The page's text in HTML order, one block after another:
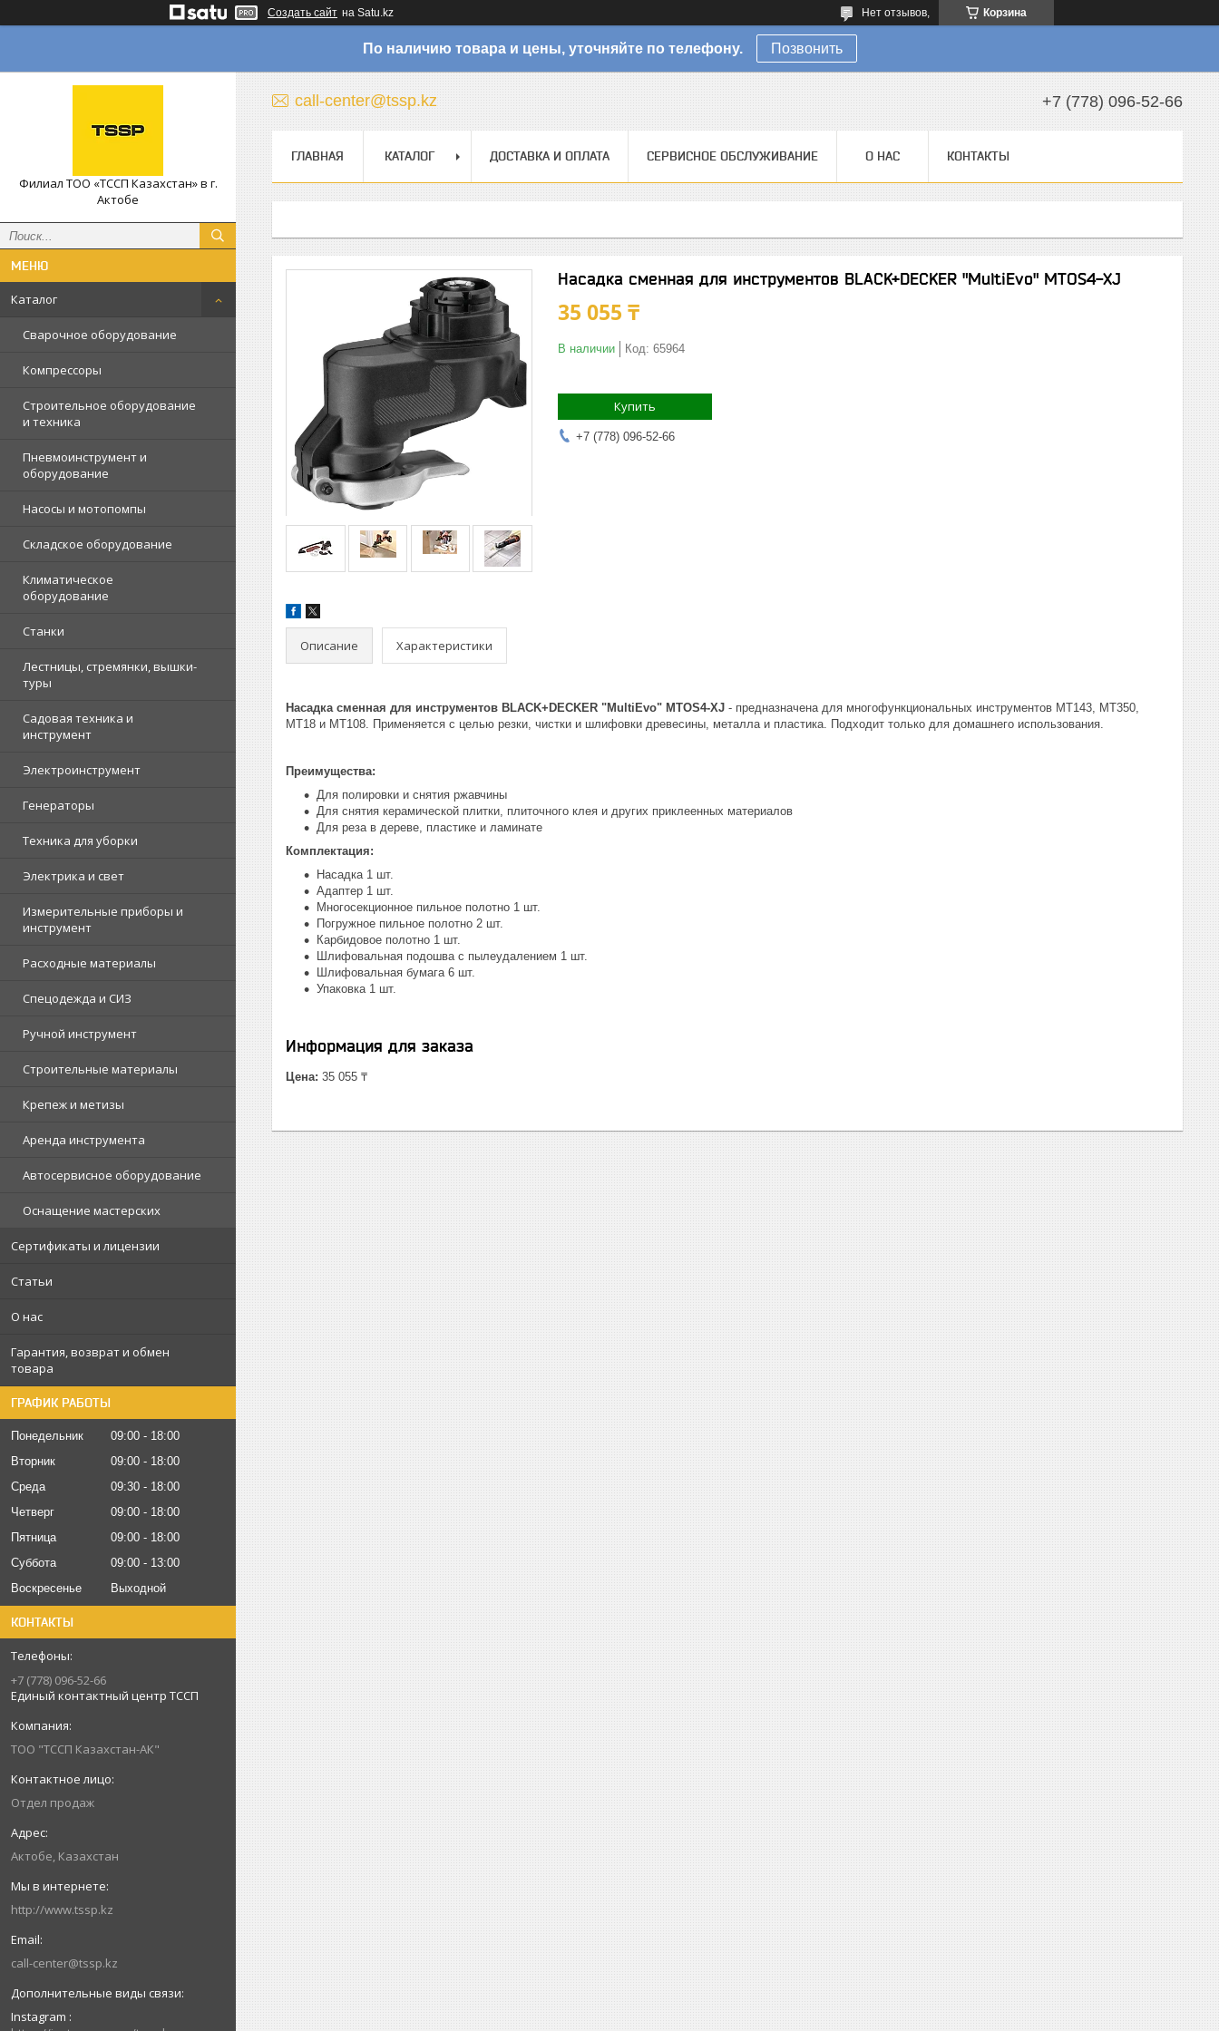
Создать сайт на Satu.kz Корзина
Нет отзывов,
По наличию товара и цены, уточняйте по телефону. Позвонить
Филиал ТОО «ТССП Казахстан» в г.
Актобе
Каталог
Сварочное оборудование
Компрессоры
Строительное оборудование
и техника
Пневмоинструмент и
оборудование
Насосы и мотопомпы
Складское оборудование
Климатическое
оборудование
Станки
Лестницы, стремянки, вышки-
туры
Садовая техника и
инструмент
Электроинструмент
Генераторы
Техника для уборки
Электрика и свет
Измерительные приборы и
инструмент
Расходные материалы
Спецодежда и СИЗ
Ручной инструмент
Строительные материалы
Крепеж и метизы
Аренда инструмента
Автосервисное оборудование
Оснащение мастерских
Сертификаты и лицензии
Статьи
О нас
Гарантия, возврат и обмен
товара
ГРАФИК РАБОТЫ
Понедельник 09:00
18:00
Вторник
09:00
18:00
Среда
09:30
18:00
Четверг
09:00
18:00
Пятница
09:00
18:00
Суббота
09:00
13:00
Воскресенье
Выходной
КОНТАКТЫ
+7 (778) 096-52-66
Единый контактный центр ТССП
ТОО "ТССП Казахстан-АК"
Отдел продаж
Актобе, Казахстан
http://www.tssp.kz
call-center@tssp.kz
Instagram
call-center@tssp.kz +7 (778) 096-52-66
ГЛАВНАЯ КАТАЛОГ ДОСТАВКА И ОПЛАТА СЕРВИСНОЕ ОБСЛУЖИВАНИЕ О НАС КОНТАКТЫ
Насадка сменная для инcтрументов BLACK+DECKER "MultiEvo" MTOS4-XJ
35 055 ₸
В наличии Код: 65964
Купить
+7 (778) 096-52-66
Описание Характеристики
Насадка сменная для инcтрументов BLACK+DECKER "MultiEvo" MTOS4-XJ - предназначена для многофункциональных инструментов MT143, MT350,
MT18 и MT108. Применяется с целью резки, чистки и шлифовки древесины, металла и пластика. Подходит только для домашнего использования.
Преимущества:
Для полировки и снятия ржавчины
Для снятия керамической плитки, плиточного клея и других приклеенных материалов
Для реза в дереве, пластике и ламинате
Комплектация:
Насадка 1 шт.
Адаптер 1 шт.
Многосекционное пильное полотно 1 шт.
Погружное пильное полотно 2 шт.
Карбидовое полотно 1 шт.
Шлифовальная подошва с пылеудалением 1 шт.
Шлифовальная бумага 6 шт.
Упаковка 1 шт.
Информация для заказа
Цена: 35 055 ₸